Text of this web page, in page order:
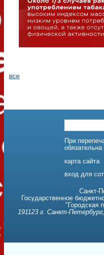
При
обязательна
карта сайта